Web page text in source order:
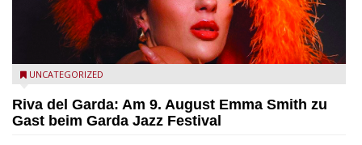
Riva del Garda - Emma Smith zu Gast beim Garda Jazz
UNCATEGORIZED
Riva del Garda: Am 9. August Emma Smith zu
Gast beim Garda Jazz Festival